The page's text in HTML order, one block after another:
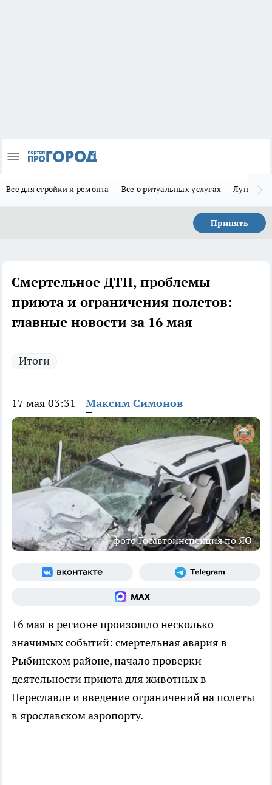
Все для стройки и ремонта Все о ритуальных услугах Лунно-
Принять
Смертельное ДТП, проблемы
приюта и ограничения полетов:
главные новости за 16 мая
Итоги
17 мая 03:31 Максим Симонов
фото Госавтоинспекция по ЯО
16 мая в регионе произошло несколько
значимых событий: смертельная авария в
Рыбинском районе, начало проверки
деятельности приюта для животных в
Переславле и введение ограничений на полеты
в ярославском аэропорту.